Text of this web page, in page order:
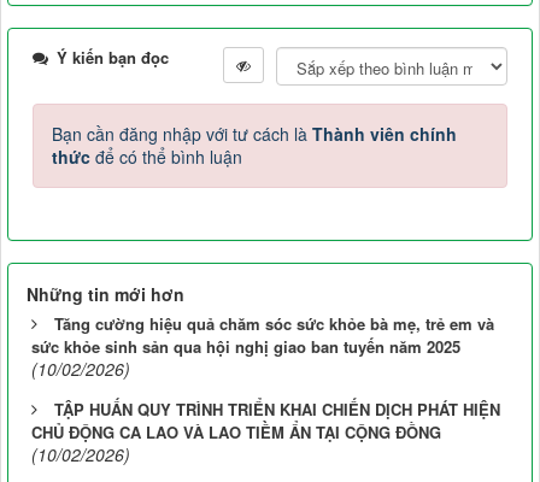
Ý kiến bạn đọc
Bạn cần đăng nhập với tư cách là Thành viên chính
thức để có thể bình luận
Những tin mới hơn
Tăng cường hiệu quả chăm sóc sức khỏe bà mẹ, trẻ em và
sức khỏe sinh sản qua hội nghị giao ban tuyến năm 2025
(10/02/2026)
TẬP HUẤN QUY TRÌNH TRIỂN KHAI CHIẾN DỊCH PHÁT HIỆN
CHỦ ĐỘNG CA LAO VÀ LAO TIỀM ẨN TẠI CỘNG ĐỒNG
(10/02/2026)